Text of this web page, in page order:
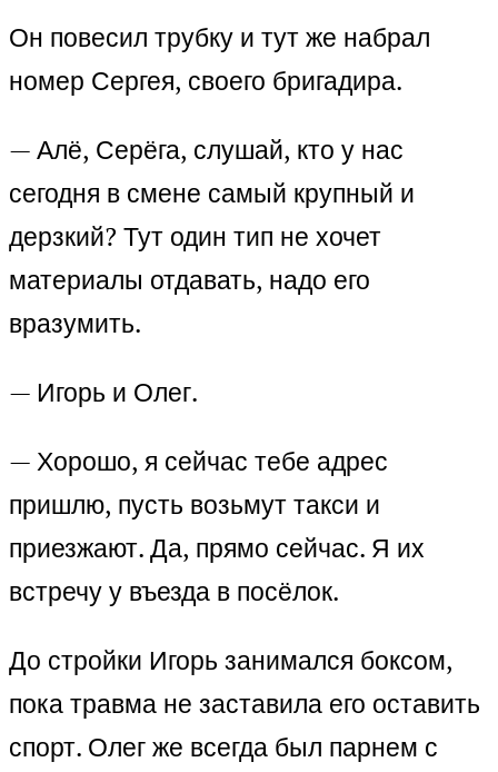
Он повесил трубку и тут же набрал
номер Сергея, своего бригадира.
— Алё, Серёга, слушай, кто у нас
сегодня в смене самый крупный и
дерзкий? Тут один тип не хочет
материалы отдавать, надо его
вразумить.
— Игорь и Олег.
— Хорошо, я сейчас тебе адрес
пришлю, пусть возьмут такси и
приезжают. Да, прямо сейчас. Я их
встречу у въезда в посёлок.
До стройки Игорь занимался боксом,
пока травма не заставила его оставить
спорт. Олег же всегда был парнем с